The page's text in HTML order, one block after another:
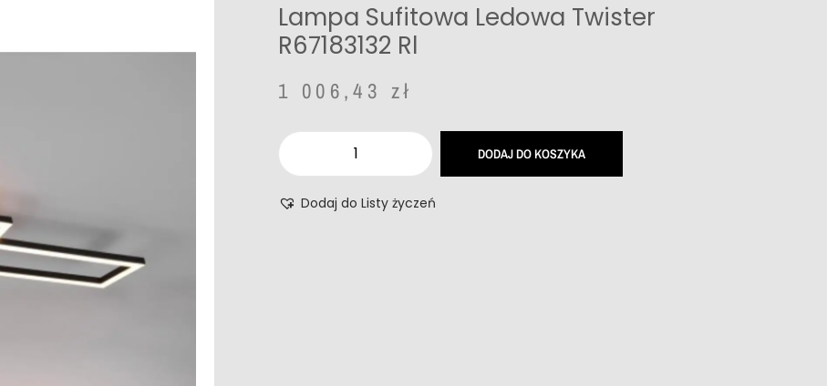
Lampa Sufitowa Ledowa Twister
R67183132 Rl
1 006,43 zł
DODAJ DO KOSZYKA
Dodaj do Listy życzeń